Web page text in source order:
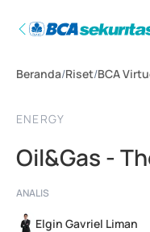
Beranda/Riset/BCA
ENERGY
Oil&Gas -
ANALIS
Elgin Gavriel Liman